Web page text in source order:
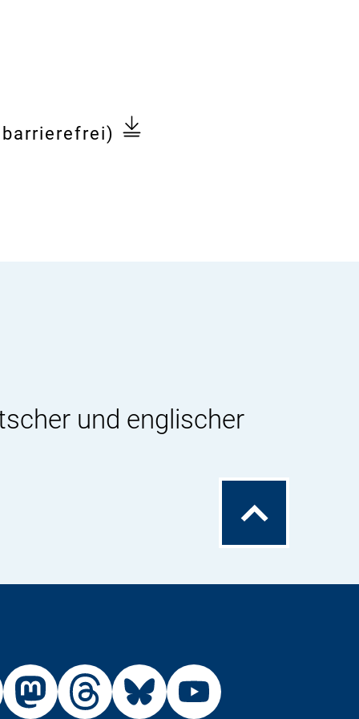
barrierefrei)
und englischer
Zum
Seitenanfang
Externer
Link:
Externer
Link:
Externer
Link:
Externer
Link: